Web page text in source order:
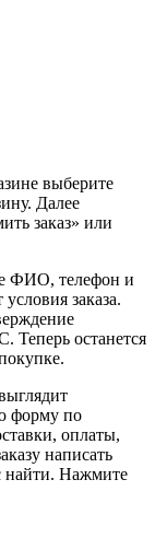
выберите
Далее
заказ» или
ФИО, телефон и
заказа.
Теперь останется
форму по
оплаты,
написать
найти. Нажмите